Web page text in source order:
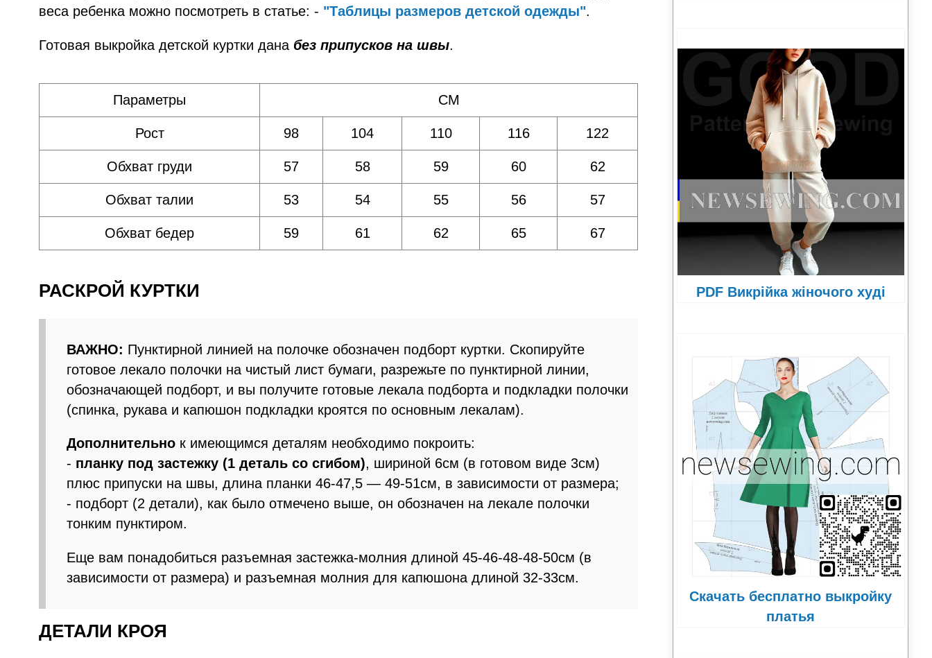
веса ребенка можно посмотреть в статье: - "Таблицы размеров детской одежды".
Готовая выкройка детской куртки дана без припусков на швы.
Параметры СМ
Рост 98 104 110 116 122
Обхват груди 57 58 59 60 62
Обхват талии 53 54 55 56 57
Обхват бедер 59 61 62 65 67
РАСКРОЙ КУРТКИ
ВАЖНО: Пунктирной линией на полочке обозначен подборт куртки. Скопируйте
готовое лекало полочки на чистый лист бумаги, разрежьте по пунктирной линии,
обозначающей подборт, и вы получите готовые лекала подборта и подкладки полочки
(спинка, рукава и капюшон подкладки кроятся по основным лекалам).
Дополнительнок имеющимся деталям необходимо покроить:
- планку под застежку (1 деталь со сгибом), шириной 6см (в готовом виде 3см)
плюс припуски на швы, длина планки 46-47,5 — 49-51см, в зависимости от размера;
- подборт (2 детали), как было отмечено выше, он обозначен на лекале полочки
тонким пунктиром.
Еще вам понадобиться разъемная застежка-молния длиной 45-46-48-48-50см (в
зависимости от размера) и разъемная молния для капюшона длиной 32-33см.
ДЕТАЛИ КРОЯ
PDF Викрійка жіночого худі
Скачать бесплатно выкройку
платья